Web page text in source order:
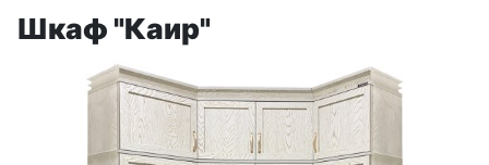
Шкаф "Каир"